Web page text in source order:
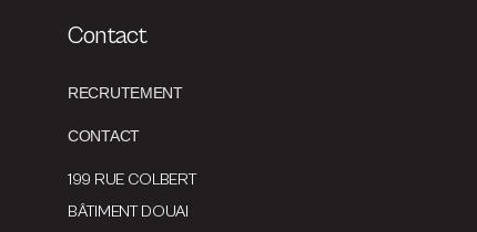
Contact
RECRUTEMENT
CONTACT
199 RUE COLBERT
BÂTIMENT DOUAI